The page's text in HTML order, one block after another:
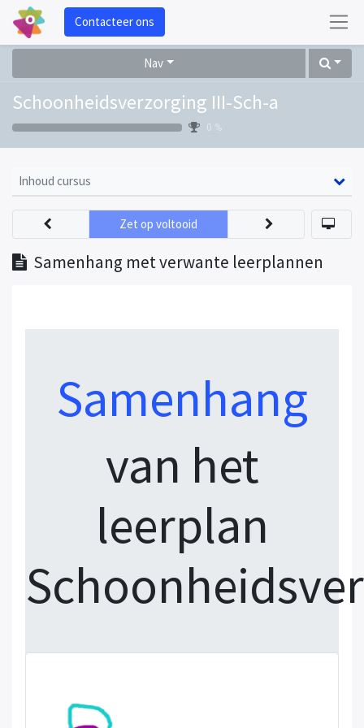
Contacteer ons
Nav
Schoonheidsverzorging III-Sch-a
0 %
Inhoud cursus
Samenhang met verwante leerplannen
Zet op voltooid
Samenhang
van het
leerplan